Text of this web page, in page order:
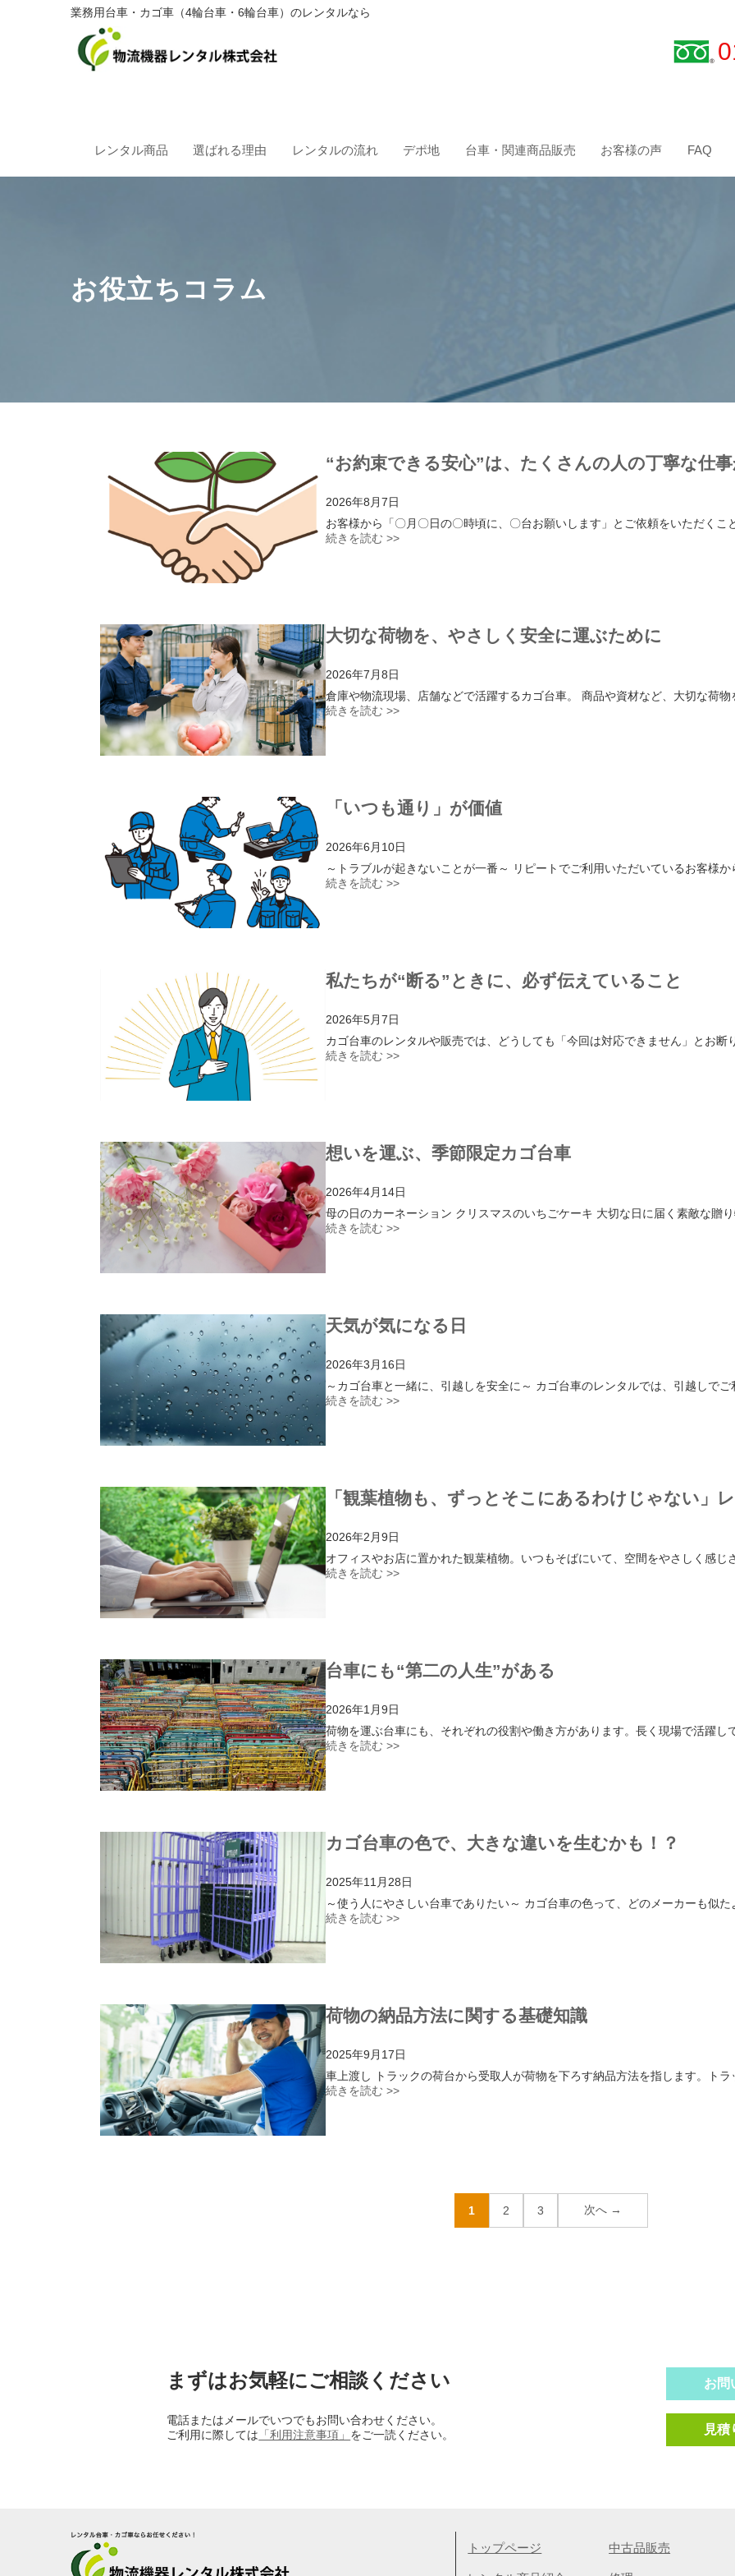
業務用台車・カゴ車（4輪台車・6輪台車）のレンタルなら
レンタル商品 選ばれる理由 レンタルの流れ デポ地 台車・関連商品販売 お客様の声 FAQ
お役立ちコラム
“お約束できる安心”は、たくさんの人の丁寧な仕
2026年8月7日
お客様から「〇月〇日の〇時頃に、〇台お願いします」とご依頼をいただくこ
続きを読む >>
大切な荷物を、やさしく安全に運ぶために
2026年7月8日
倉庫や物流現場、店舗などで活躍するカゴ台車。 商品や資材など、大切な荷物
続きを読む >>
「いつも通り」が価値
2026年6月10日
～トラブルが起きないことが一番～ リピートでご利用いただいているお客様か
続きを読む >>
私たちが“断る”ときに、必ず伝えていること
2026年5月7日
カゴ台車のレンタルや販売では、どうしても「今回は対応できません」とお断
続きを読む >>
想いを運ぶ、季節限定カゴ台車
2026年4月14日
母の日のカーネーション クリスマスのいちごケーキ 大切な日に届く素敵な贈
続きを読む >>
天気が気になる日
2026年3月16日
～カゴ台車と一緒に、引越しを安全に～ カゴ台車のレンタルでは、引越しでご
続きを読む >>
「観葉植物も、ずっとそこにあるわけじゃない」
2026年2月9日
オフィスやお店に置かれた観葉植物。いつもそばにいて、空間をやさしく感じ
続きを読む >>
台車にも“第二の人生”がある
2026年1月9日
荷物を運ぶ台車にも、それぞれの役割や働き方があります。長く現場で活躍し
続きを読む >>
カゴ台車の色で、大きな違いを生むかも！？
2025年11月28日
～使う人にやさしい台車でありたい～ カゴ台車の色って、どのメーカーも似た
続きを読む >>
荷物の納品方法に関する基礎知識
2025年9月17日
車上渡し トラックの荷台から受取人が荷物を下ろす納品方法を指します。トラ
続きを読む >>
1 2 3 次へ →
まずはお気軽にご相談ください
電話またはメールでいつでもお問い合わせください。
​ご利用に際しては 「利用注意事項」 をご一読ください。
お問
見積
トップページ 中古品販売